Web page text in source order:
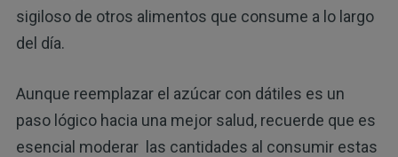
sigiloso de otros alimentos que consume a lo largo
del día.
Aunque reemplazar el azúcar con dátiles es un
paso lógico hacia una mejor salud, recuerde que es
esencial moderar las cantidades al consumir estas